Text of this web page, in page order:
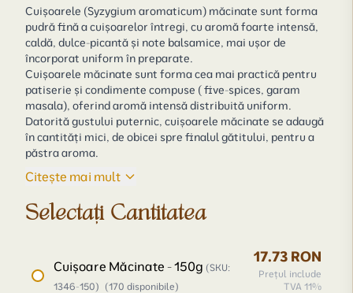
Cuișoarele (Syzygium aromaticum) măcinate sunt forma
pudră fină a cuișoarelor întregi, cu aromă foarte intensă,
caldă, dulce-picantă și note balsamice, mai ușor de
încorporat uniform în preparate.
Cuișoarele măcinate sunt forma cea mai practică pentru
patiserie și condimente compuse ( five-spices, garam
masala), oferind aromă intensă distribuită uniform.
Datorită gustului puternic, cuișoarele măcinate se adaugă
în cantități mici, de obicei spre finalul gătitului, pentru a
păstra aroma.
Citește mai mult
Selectați Cantitatea
Cuișoare Măcinate - 150g (SKU:
1346-150) (170 disponibile)
17.73 RON
Prețul include
TVA 11%